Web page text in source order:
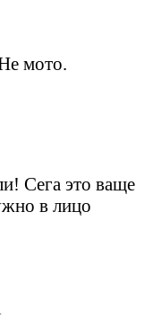
мото.
Сега это ваще
в лицо